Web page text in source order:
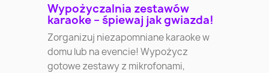
Wypożyczalnia zestawów
karaoke – śpiewaj jak gwiazda!
Zorganizuj niezapomniane karaoke w
domu lub na evencie! Wypożycz
gotowe zestawy z mikrofonami,